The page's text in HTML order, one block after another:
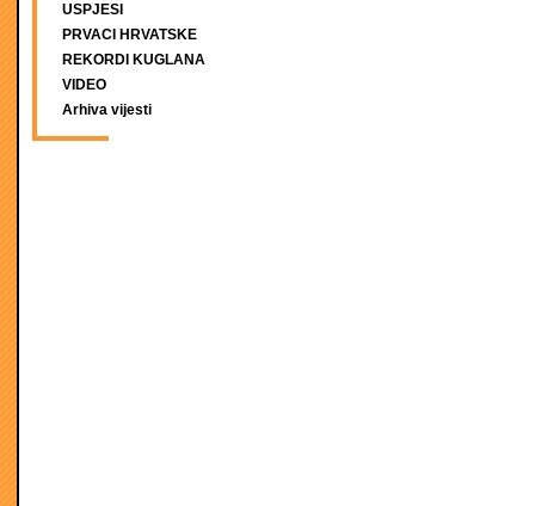
USPJESI
PRVACI HRVATSKE
REKORDI KUGLANA
VIDEO
Arhiva vijesti